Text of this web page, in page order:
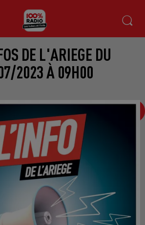
DE L'ARIEGE DU
2023 À 09H00